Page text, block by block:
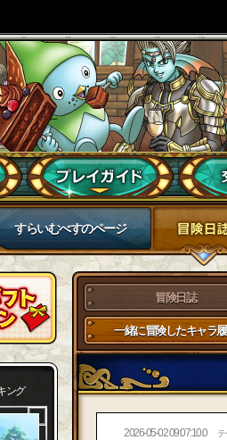
すらいむべすのページ
ング
冒険日誌
一緒に冒険したキャラ
2026-05-02 09:07:10.0 テ